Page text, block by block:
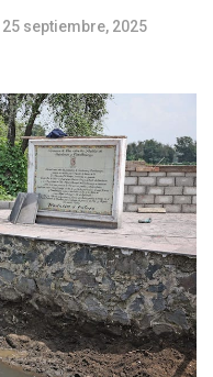
25 septiembre, 2025